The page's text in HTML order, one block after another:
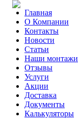
Главная
О Компании
Контакты
Новости
Статьи
Наши монтажи
Отзывы
Услуги
Акции
Доставка
Документы
Калькуляторы